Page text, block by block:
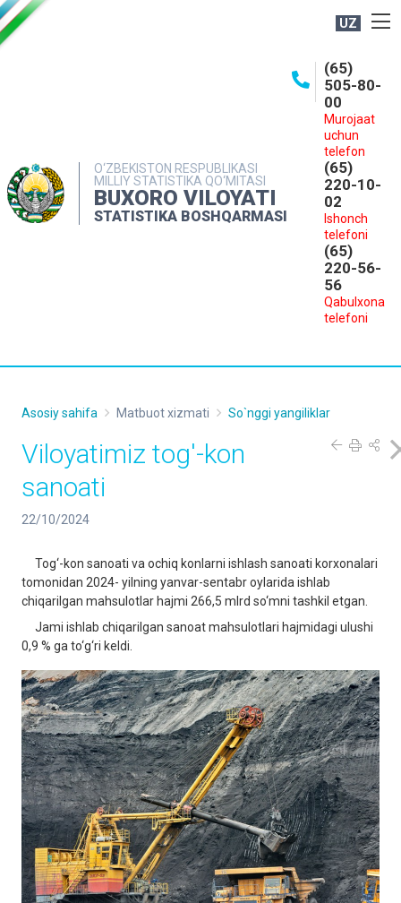
UZ
O‘ZBEKISTON RESPUBLIKASI
MILLIY STATISTIKA QO‘MITASI
BUXORO VILOYATI
STATISTIKA BOSHQARMASI
(65)
505-80-
00
Murojaat
uchun
telefon
(65)
220-10-
02
Ishonch
telefoni
(65)
220-56-
56
Qabulxona
telefoni
MATBUOT XIZMATI
MUROJAATLAR
Asosiy sahifa Matbuot xizmati So`nggi yangiliklar
Viloyatimiz tog'-kon
sanoati
22/10/2024
Tog‘-kon sanoati va ochiq konlarni ishlash sanoati korxonalari
tomonidan 2024- yilning yanvar-sentabr oylarida ishlab
chiqarilgan mahsulotlar hajmi 266,5 mlrd so‘mni tashkil etgan.
Jami ishlab chiqarilgan sanoat mahsulotlari hajmidagi ulushi
0,9 % ga to‘g‘ri keldi.